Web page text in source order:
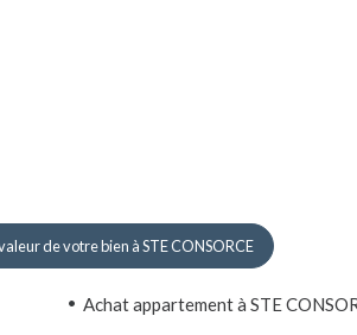
de votre bien à STE CONSORCE
Achat appartement à STE